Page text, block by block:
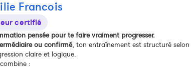
Francois
certifié
pensée pour te faire vraiment progresser.
ou confirmé, ton entraînement est structuré selon
claire et logique.
: